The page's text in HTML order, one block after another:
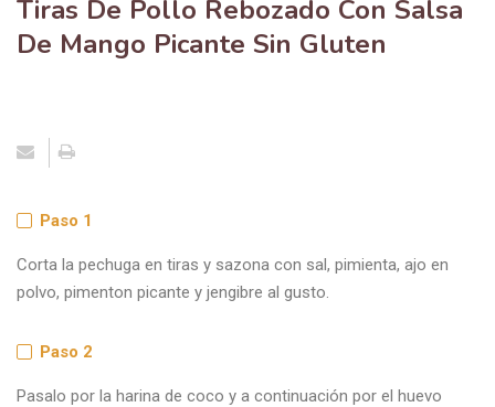
Tiras De Pollo Rebozado Con Salsa
De Mango Picante Sin Gluten
Paso 1
Corta la pechuga en tiras y sazona con sal, pimienta, ajo en
polvo, pimenton picante y jengibre al gusto.
Paso 2
Pasalo por la harina de coco y a continuación por el huevo